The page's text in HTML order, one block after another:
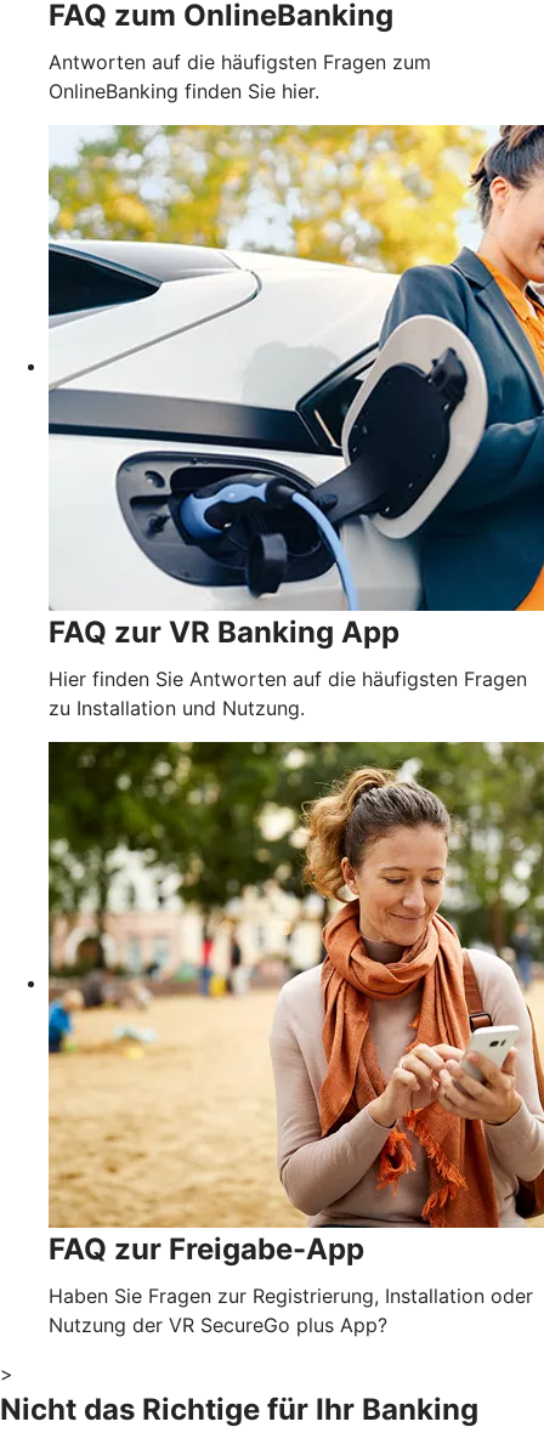
FAQ zum OnlineBanking
Antworten auf die häufigsten Fragen zum
OnlineBanking finden Sie hier.
FAQ zur VR Banking App
Hier finden Sie Antworten auf die häufigsten Fragen
zu Installation und Nutzung.
FAQ zur Freigabe-App
Haben Sie Fragen zur Registrierung, Installation oder
Nutzung der VR SecureGo plus App?
>
Nicht das Richtige für Ihr Banking